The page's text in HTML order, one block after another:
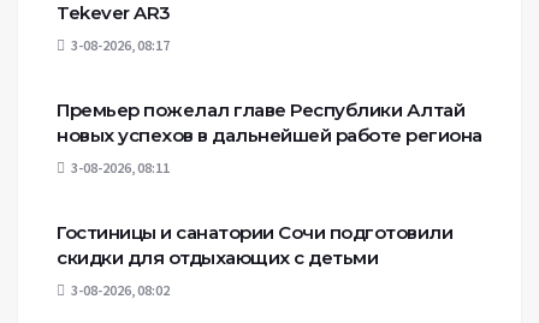
Tekever AR3
3-08-2026, 08:17
Премьер пожелал главе Республики Алтай
новых успехов в дальнейшей работе региона
3-08-2026, 08:11
Гостиницы и санатории Сочи подготовили
скидки для отдыхающих с детьми
3-08-2026, 08:02